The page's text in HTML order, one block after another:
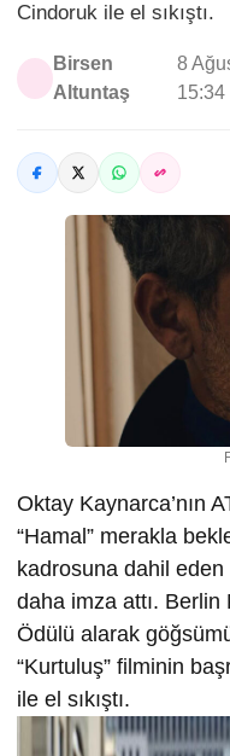
Cindoruk ile el sıkıştı.
Birsen
Altuntaş
8
15:34
Oktay Kaynarca’nın
“Hamal” merakla
kadrosuna dahil
daha imza attı. Berlin
Ödülü alarak
“Kurtuluş” filminin
ile el sıkıştı.